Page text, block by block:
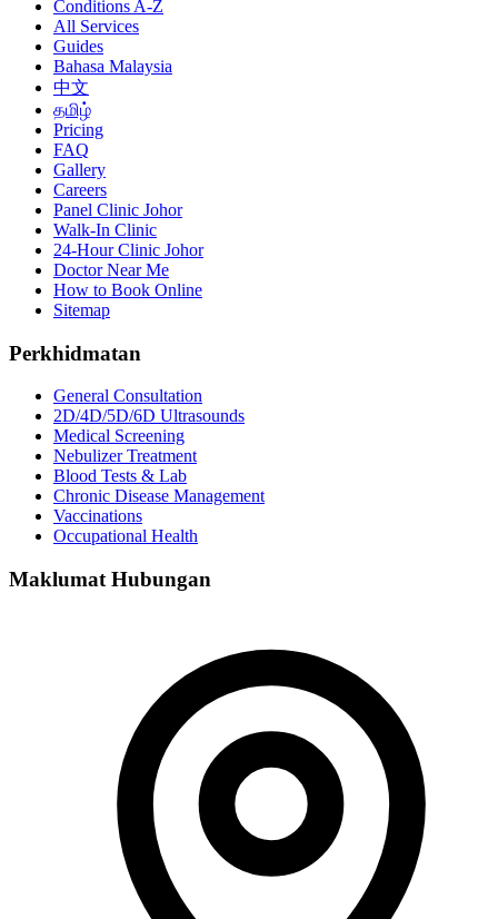
Conditions A-Z
All Services
Guides
Bahasa Malaysia
中文
தமிழ்
Pricing
FAQ
Gallery
Careers
Panel Clinic Johor
Walk-In Clinic
24-Hour Clinic Johor
Doctor Near Me
How to Book Online
Sitemap
Perkhidmatan
General Consultation
2D/4D/5D/6D Ultrasounds
Medical Screening
Nebulizer Treatment
Blood Tests & Lab
Chronic Disease Management
Vaccinations
Occupational Health
Maklumat Hubungan